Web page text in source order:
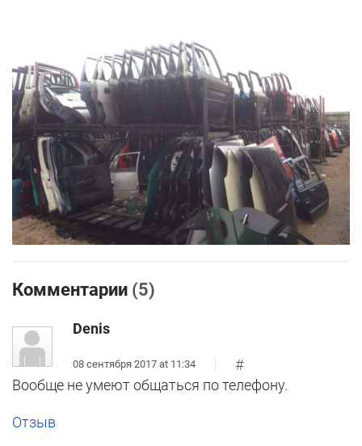
Комментарии (5)
Denis
08 сентября 2017 at 11:34
#
Вообще не умеют общаться по телефону.
Отзыв